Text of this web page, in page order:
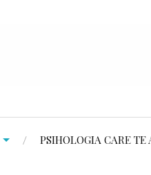
PSIHOLOGIA CARE TE